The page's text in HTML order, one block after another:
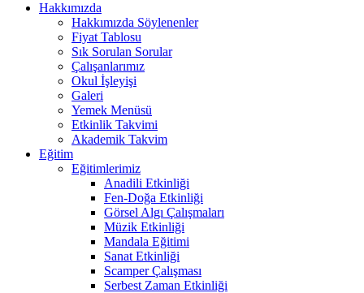
Hakkımızda
Hakkımızda Söylenenler
Fiyat Tablosu
Sık Sorulan Sorular
Çalışanlarımız
Okul İşleyişi
Galeri
Yemek Menüsü
Etkinlik Takvimi
Akademik Takvim
Eğitim
Eğitimlerimiz
Anadili Etkinliği
Fen-Doğa Etkinliği
Görsel Algı Çalışmaları
Müzik Etkinliği
Mandala Eğitimi
Sanat Etkinliği
Scamper Çalışması
Serbest Zaman Etkinliği